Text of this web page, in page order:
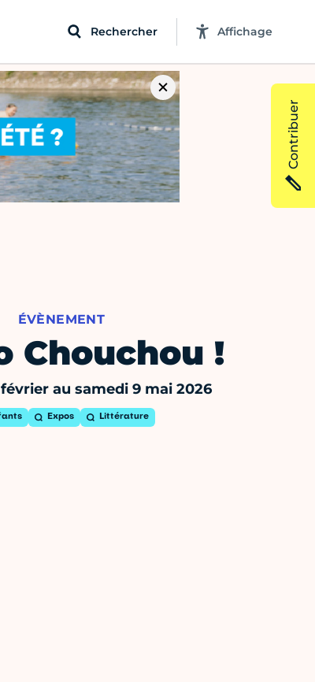
Rechercher Affichage
ÉVÈNEMENT
Chouchou !
au samedi 9 mai 2026
Expos Littérature
Contribuer